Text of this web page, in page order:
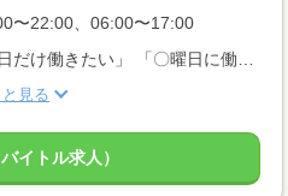
〜22:00、06:00〜17:00
【自己申告シフト】 「平日だけ働きたい」 「〇曜日に働きたい」 など、働き方は自分で選べます。 曜日・時間についてのご希望も 面談の際に教えてくださいね。 ※こちらは中型以上のお仕事の例です
と見る
イトル求人）